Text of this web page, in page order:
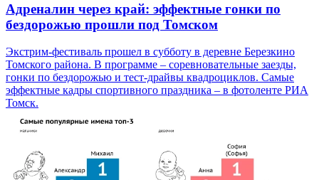
Адреналин через край: эффектные гонки по
бездорожью прошли под Томском
Экстрим-фестиваль прошел в субботу в деревне Березкино
Томского района. В программе – соревновательные заезды,
гонки по бездорожью и тест-драйвы квадроциклов. Самые
эффектные кадры спортивного праздника – в фотоленте РИА
Томск.